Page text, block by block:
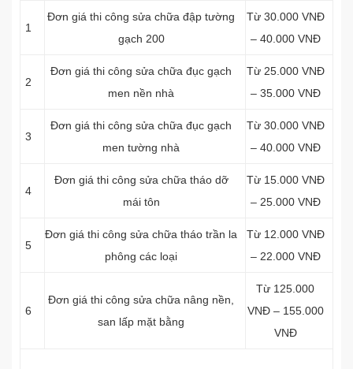
1
Đơn giá thi công sửa chữa đập tường
gạch 200
Từ 30.000 VNĐ
– 40.000 VNĐ
2
Đơn giá thi công sửa chữa đục gạch
men nền nhà
Từ 25.000 VNĐ
– 35.000 VNĐ
3
Đơn giá thi công sửa chữa đục gạch
men tường nhà
Từ 30.000 VNĐ
– 40.000 VNĐ
4
Đơn giá thi công sửa chữa tháo dỡ
mái tôn
Từ 15.000 VNĐ
– 25.000 VNĐ
5
Đơn giá thi công sửa chữa tháo trần la
phông các loại
Từ 12.000 VNĐ
– 22.000 VNĐ
6
Đơn giá thi công sửa chữa nâng nền,
san lấp mặt bằng
Từ 125.000
VNĐ – 155.000
VNĐ